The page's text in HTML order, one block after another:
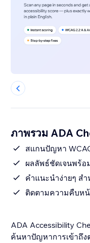
ภาพรวม ADA
สแกนปัญหา
ผลลัพธ์ชัดเจนพร้อ
คำแนะนำง่ายๆ ส
ติดตามความคืบห
ADA Accessibility
ค้นหาปัญหาการเข้าถึง